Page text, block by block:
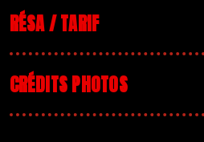
RÉSA / TARIF
⚠️en cash ou PayPal !!⚠️
CRÉDITS PHOTOS